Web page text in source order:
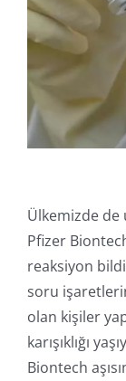
Ülkemizde de
Pfizer
reaksiyon
soru
olan kişiler
karışıklığı
Biontech